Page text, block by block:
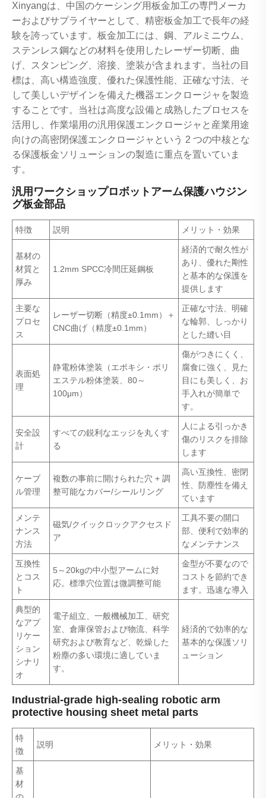
Xinyangは、中国のケーシング用板金加工の専門メーカ
ーおよびサプライヤーとして、精密板金加工で長年の経
験を誇っています。板金加工には、鋼、アルミニウム、
ステンレス鋼などの材料を使用したレーザー切断、曲
げ、スタンピング、溶接、塗装が含まれます。当社の目
標は、高い構造強度、優れた保護性能、正確な寸法、そ
して美しいデザインを備えた機器エンクロージャを製造
することです。当社は高度な設備と成熟したプロセスを
活用し、作業場用の汎用保護エンクロージャと産業用途
向けの高密閉保護エンクロージャという 2 つの中核とな
る保護板金ソリューションの製造に重点を置いていま
す。
汎用ワークショップロボットアーム保護ハウジン
グ板金部品
特徴 説明 メリット・効果
基材の
材質と
厚み
1.2mm SPCC冷間圧延鋼板
経済的で耐久性が
あり、優れた剛性
と基本的な保護を
提供します
主要な
プロセ
ス
レーザー切断（精度±0.1mm）＋
CNC曲げ（精度±0.1mm）
正確な寸法、明確
な輪郭、しっかり
とした縫い目
表面処
理
静電粉体塗装（エポキシ・ポリ
エステル粉体塗装、80～
100μm）
傷がつきにくく、
腐食に強く、見た
目にも美しく、お
手入れが簡単で
す。
安全設
計
すべての鋭利なエッジを丸くす
る
人による引っかき
傷のリスクを排除
します
ケーブ
ル管理
複数の事前に開けられた穴 + 調
整可能なカバー/シールリング
高い互換性、密閉
性、防塵性を備え
ています
メンテ
ナンス
方法
磁気/クイックロックアクセスド
ア
工具不要の開口
部、便利で効率的
なメンテナンス
互換性
とコス
ト
5～20kgの中小型アームに対
応。標準穴位置は微調整可能
金型が不要なので
コストを節約でき
ます。迅速な導入
典型的
なアプ
リケー
ション
シナリ
オ
電子組立、一般機械加工、研究
室、倉庫保管および物流、科学
研究および教育など、乾燥した
粉塵の多い環境に適していま
す。
経済的で効率的な
基本的な保護ソリ
ューション
Industrial-grade high-sealing robotic arm
protective housing sheet metal parts
特
徴
説明 メリット・効果
基
材